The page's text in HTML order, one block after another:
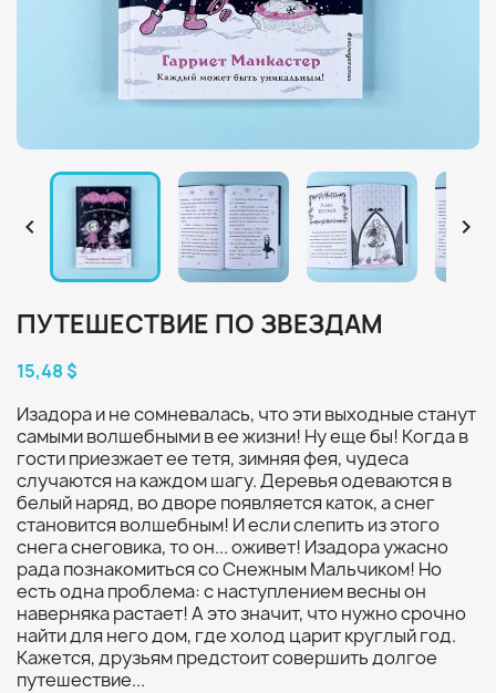
 
ПУТЕШЕСТВИЕ ПО ЗВЕЗДАМ
15,48 $
Изадора и не сомневалась, что эти выходные станут
самыми волшебными в ее жизни! Ну еще бы! Когда в
гости приезжает ее тетя, зимняя фея, чудеса
случаются на каждом шагу. Деревья одеваются в
белый наряд, во дворе появляется каток, а снег
становится волшебным! И если слепить из этого
снега снеговика, то он... оживет! Изадора ужасно
рада познакомиться со Снежным Мальчиком! Но
есть одна проблема: с наступлением весны он
наверняка растает! А это значит, что нужно срочно
найти для него дом, где холод царит круглый год.
Кажется, друзьям предстоит совершить долгое
путешествие...